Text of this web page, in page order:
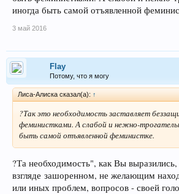
иногда быть самой отъявленной
3 май 2016
Flay
Потому, что я могу
Лиса-Алиска сказал(а): ↑
?Так это необходимость заставляет
феминистками. А слабой и нежно-
быть самой отъявленной феминистке.
?Та необходимость", как Вы выразились,
взгляде зашоренном, не желающим
или иных проблем, вопросов - своей